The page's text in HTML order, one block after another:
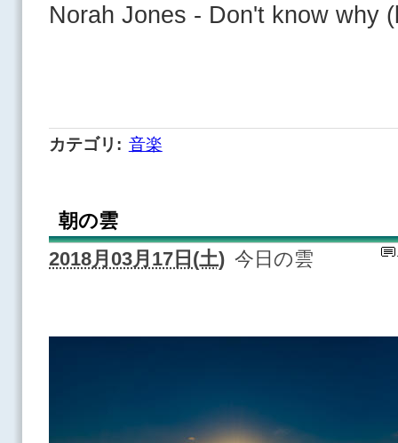
Norah Jones - Don't know why
カテゴリ : 音楽
朝の雲
2018月03月17日(土) 今日の雲